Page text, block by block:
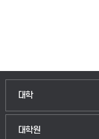
대학
인문융합공공인재학부
법경영학부
대학원
일반대학원